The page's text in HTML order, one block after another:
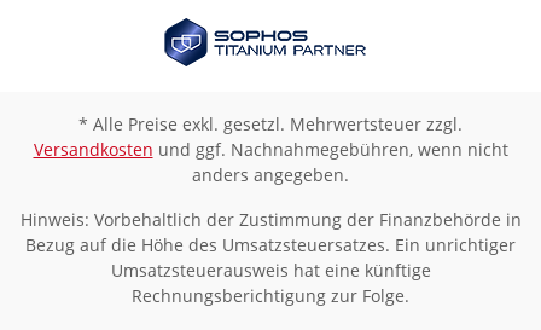
* Alle Preise exkl. gesetzl. Mehrwertsteuer zzgl.
Versandkosten und ggf. Nachnahmegebühren, wenn nicht
anders angegeben.
Hinweis: Vorbehaltlich der Zustimmung der Finanzbehörde in
Bezug auf die Höhe des Umsatzsteuersatzes. Ein unrichtiger
Umsatzsteuerausweis hat eine künftige
Rechnungsberichtigung zur Folge.